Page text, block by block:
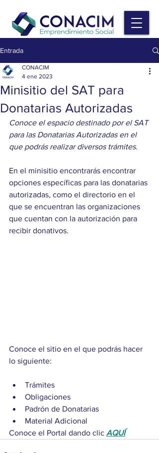
Entrada
Minisitio del SAT para
Donatarias Autorizadas
CONACIM
4 ene 2023
Conoce el espacio destinado por el SAT
para las Donatarias Autorizadas en el
que podrás realizar diversos trámites.
En el minisitio encontrarás encontrar
opciones específicas para las donatarias
autorizadas, como el directorio en el
que se encuentran las organizaciones
que cuentan con la autorización para
recibir donativos.
Conoce el sitio en el que podrás hacer
lo siguiente:
Trámites
Obligaciones
Padrón de Donatarias
Material Adicional
Conoce el Portal dando clic AQUÍ